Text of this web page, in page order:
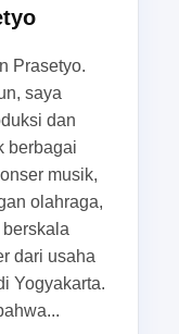
tepuk untuk
bersifat
tetap rapi.
jadwal
adalah
respons
masa
lokal, tim
Prasetyo.
saya
dan
berbagai
musik,
olahraga,
dari usaha
Yogyakarta.